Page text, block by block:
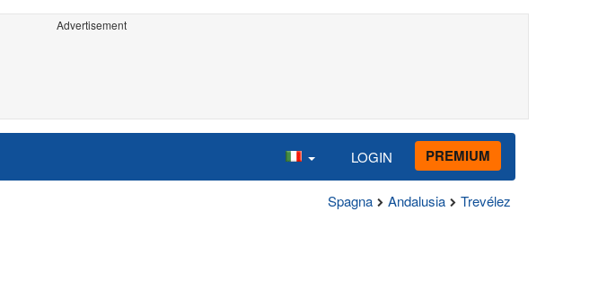
Advertisement
LOGIN PREMIUM
Spagna Andalusia Trevélez